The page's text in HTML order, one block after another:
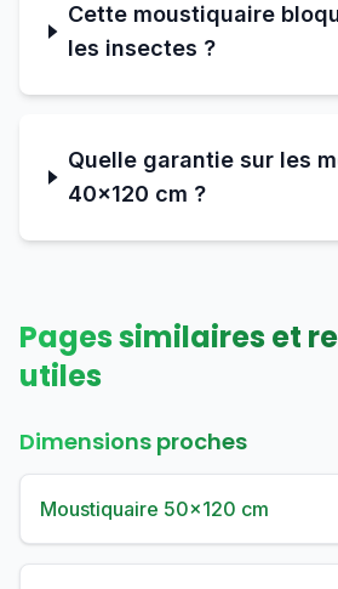
Cette moustiquaire
les insectes ?
Quelle garantie sur les
40×120 cm ?
Pages similaires et
utiles
Dimensions proches
Moustiquaire 50×120 cm